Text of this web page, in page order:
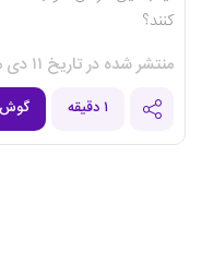
کنند؟
منتشر شده در تاریخ ۱۱ دی ماه ۱۴۰۰
۱ دقیقه گوش